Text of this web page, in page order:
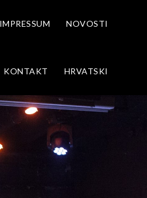
IMPRESSUM NOVOSTI
KONTAKT HRVATSKI